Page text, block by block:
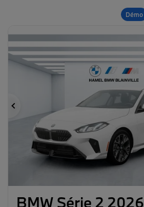
Démo
Précédent
BMW Série 2 2026